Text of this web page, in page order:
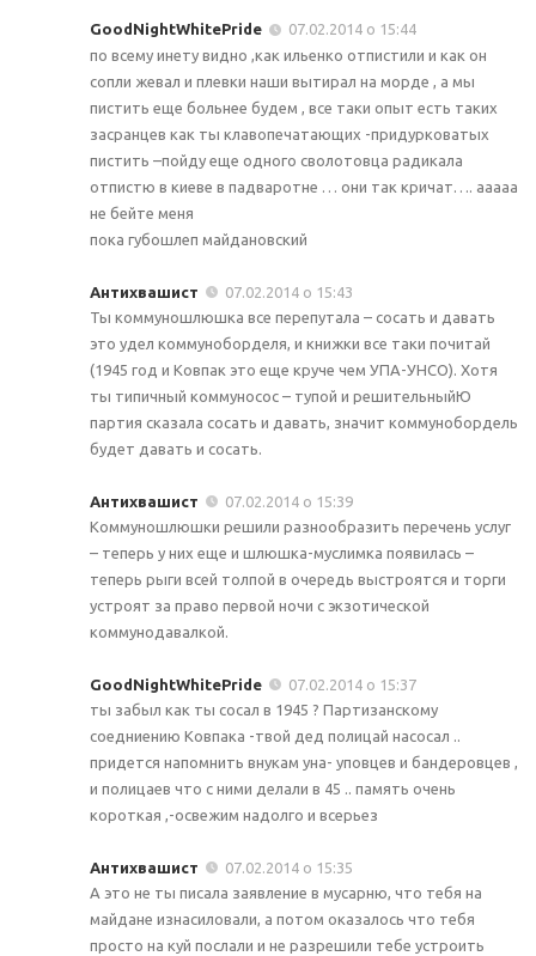
GoodNightWhitePride
07.02.2014 о 15:44
по всему инету видно ,как ильенко отпистили и как он
сопли жевал и плевки наши вытирал на морде , а мы
пистить еще больнее будем , все таки опыт есть таких
засранцев как ты клавопечатающих -придурковатых
пистить –пойду еще одного сволотовца радикала
отпистю в киеве в падваротне … они так кричат…. ааааа
не бейте меня
пока губошлеп майдановский
Антихвашист
07.02.2014 о 15:43
Ты коммуношлюшка все перепутала – сосать и давать
это удел коммуноборделя, и книжки все таки почитай
(1945 год и Ковпак это еще круче чем УПА-УНСО). Хотя
ты типичный коммуносос – тупой и решительныйЮ
партия сказала сосать и давать, значит коммунобордель
будет давать и сосать.
Антихвашист
07.02.2014 о 15:39
Коммуношлюшки решили разнообразить перечень услуг
– теперь у них еще и шлюшка-муслимка появилась –
теперь рыги всей толпой в очередь выстроятся и торги
устроят за право первой ночи с экзотической
коммунодавалкой.
GoodNightWhitePride
07.02.2014 о 15:37
ты забыл как ты сосал в 1945 ? Партизанскому
соедниению Ковпака -твой дед полицай насосал ..
придется напомнить внукам уна- уповцев и бандеровцев ,
и полицаев что с ними делали в 45 .. память очень
короткая ,-освежим надолго и всерьез
Антихвашист
07.02.2014 о 15:35
А это не ты писала заявление в мусарню, что тебя на
майдане изнасиловали, а потом оказалось что тебя
просто на куй послали и не разрешили тебе устроить